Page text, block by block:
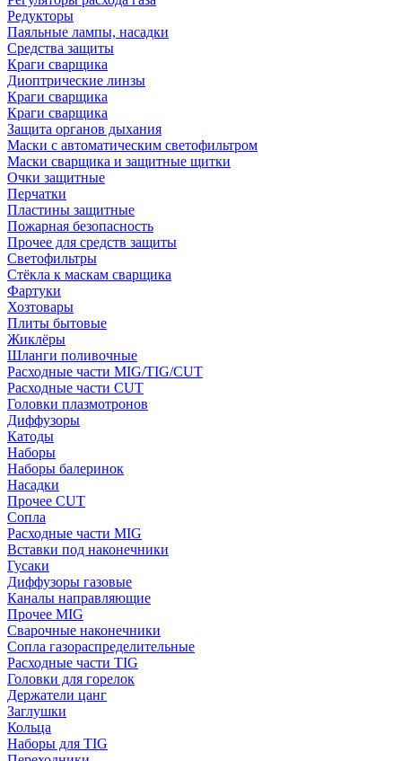
Редукторы
Паяльные лампы, насадки
Средства защиты
Краги сварщика
Диоптрические линзы
Краги сварщика
Краги сварщика
Защита органов дыхания
Маски с автоматическим светофильтром
Маски сварщика и защитные щитки
Очки защитные
Перчатки
Пластины защитные
Пожарная безопасность
Прочее для средств защиты
Светофильтры
Стёкла к маскам сварщика
Фартуки
Хозтовары
Плиты бытовые
Жиклёры
Шланги поливочные
Расходные части MIG/TIG/CUT
Расходные части CUT
Головки плазмотронов
Диффузоры
Катоды
Наборы
Наборы балеринок
Насадки
Прочее CUT
Сопла
Расходные части MIG
Вставки под наконечники
Гусаки
Диффузоры газовые
Каналы направляющие
Прочее MIG
Сварочные наконечники
Сопла газораспределительные
Расходные части TIG
Головки для горелок
Держатели цанг
Заглушки
Кольца
Наборы для TIG